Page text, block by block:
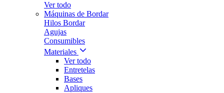
Ver todo
Máquinas de Bordar
Hilos Bordar
Agujas
Consumibles
Materiales
Ver todo
Entretelas
Bases
Apliques